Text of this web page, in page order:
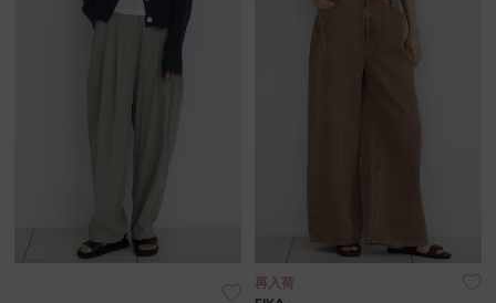
再入荷